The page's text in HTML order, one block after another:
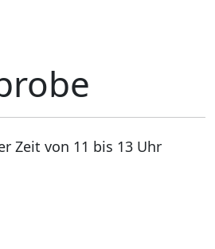
Zeit von 11 bis 13 Uhr